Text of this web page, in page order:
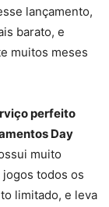
lançamento,
barato, e
muitos meses
perfeito
Day
muito
todos os
limitado, e leva